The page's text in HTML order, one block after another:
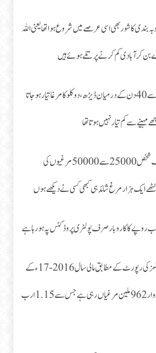
بندی کا شور بھی اسی عرصے میں شروع ہوا تھا یعنی اللہ
بن کر آبادی کم کرنے پر تلے ہوئے ہیں
اللہ تعالٰی کی قدرت دیکھئیے صرف 32 سے 40 دن کے درمیان ڈیڑھ، دو کلو کا مرغا تیار ہو جاتا
سے کم تیار نہیں ہوتا تھا
جدید تکنیکوں کے ذریعے اب صرف ایک شخص 25000 سے 50000 مرغیوں کی
ایک ہزار مرغ شائد ہی کبھی کسی نے دیکھے ہوں
یونیورسٹی آف ویٹرنری اینڈ اینیمل سائنسز کی رپورٹ کے مطابق مالی سال 2016-17ء کے
دوران ملک میں برائلر مرغیوں کی پیداوار 962 ملین مرغیاں رہی ہے جس سے 1.15 ارب